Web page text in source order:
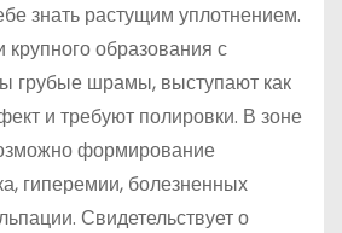
знать растущим уплотнением.
образования с
грубые шрамы, выступают как
и требуют полировки. В зоне
формирование
гиперемии, болезненных
Свидетельствует о